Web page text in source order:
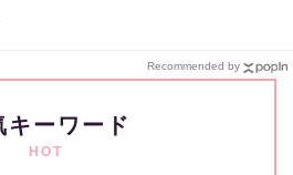
Recommended by
キーワード
HOT